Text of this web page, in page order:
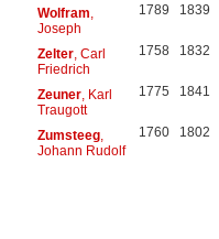
Wolfram
Joseph
1789 1839
Zelter, Carl
Friedrich
1758 1832
Zeuner, Karl
Traugott
1775 1841
Zumsteeg,
Johann Rudolf
1760 1802